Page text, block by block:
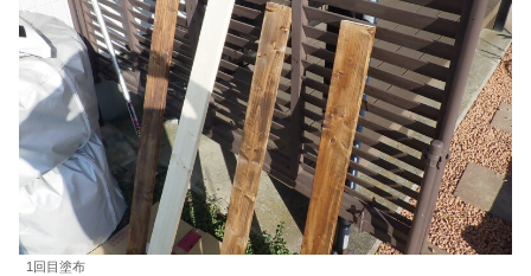
1回目塗布